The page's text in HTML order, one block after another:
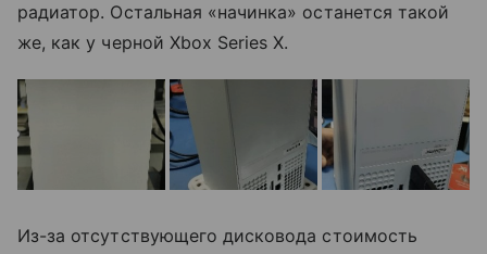
радиатор. Остальная «начинка» останется такой
же, как у черной Xbox Series X.
Из-за отсутствующего дисковода стоимость